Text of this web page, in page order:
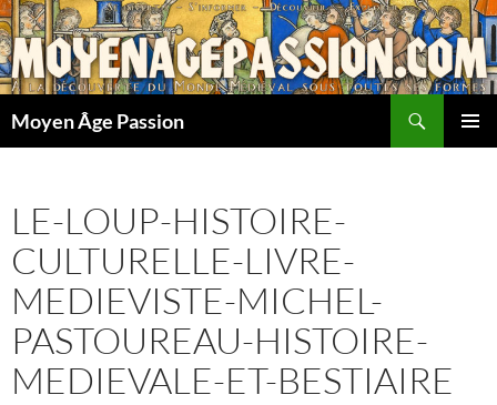
Aller
au
contenu
Moyen Âge Passion
LE-LOUP-HISTOIRE-
CULTURELLE-LIVRE-
MEDIEVISTE-MICHEL-
PASTOUREAU-HISTOIRE-
MEDIEVALE-ET-BESTIAIRE